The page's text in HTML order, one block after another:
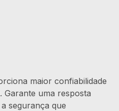
maior confiabilidade
Garante uma resposta
segurança que